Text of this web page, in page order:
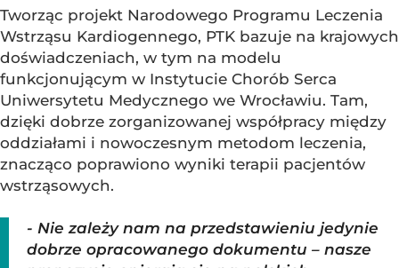
Tworząc projekt Narodowego Programu Leczenia
Wstrząsu Kardiogennego, PTK bazuje na krajowych
doświadczeniach, w tym na modelu
funkcjonującym w Instytucie Chorób Serca
Uniwersytetu Medycznego we Wrocławiu. Tam,
dzięki dobrze zorganizowanej współpracy między
oddziałami i nowoczesnym metodom leczenia,
znacząco poprawiono wyniki terapii pacjentów
wstrząsowych.
- Nie zależy nam na przedstawieniu jedynie
dobrze opracowanego dokumentu – nasze